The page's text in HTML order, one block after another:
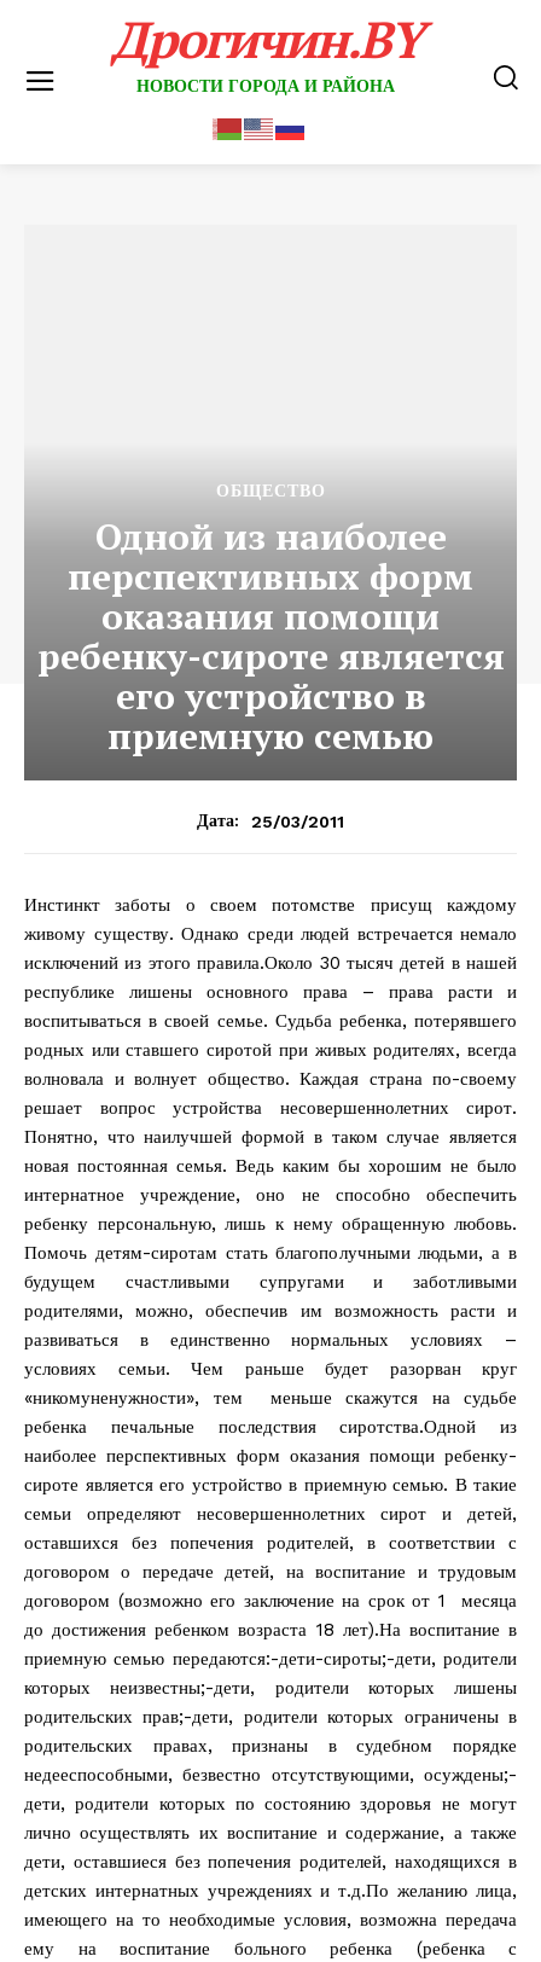
Дрогичин.BY
НОВОСТИ ГОРОДА И РАЙОНА
ОБЩЕСТВО
Одной из наиболее
перспективных форм
оказания помощи
ребенку-сироте является
его устройство в
приемную семью
Дата: 25/03/2011
Инстинкт заботы о своем потомстве присущ каждому
живому существу. Однако среди людей встречается немало
исключений из этого правила.Около 30 тысяч детей в нашей
республике лишены основного права – права расти и
воспитываться в своей семье. Судьба ребенка, потерявшего
родных или ставшего сиротой при живых родителях, всегда
волновала и волнует общество. Каждая страна по-своему
решает вопрос устройства несовершеннолетних сирот.
Понятно, что наилучшей формой в таком случае является
новая постоянная семья. Ведь каким бы хорошим не было
интернатное учреждение, оно не способно обеспечить
ребенку персональную, лишь к нему обращенную любовь.
Помочь детям-сиротам стать благополучными людьми, а в
будущем счастливыми супругами и заботливыми
родителями, можно, обеспечив им возможность расти и
развиваться в единственно нормальных условиях –
условиях семьи. Чем раньше будет разорван круг
«никомуненужности», тем меньше скажутся на судьбе
ребенка печальные последствия сиротства.Одной из
наиболее перспективных форм оказания помощи ребенку-
сироте является его устройство в приемную семью. В такие
семьи определяют несовершеннолетних сирот и детей,
оставшихся без попечения родителей, в соответствии с
договором о передаче детей, на воспитание и трудовым
договором (возможно его заключение на срок от 1 месяца
до достижения ребенком возраста 18 лет).На воспитание в
приемную семью передаются:-дети-сироты;-дети, родители
которых неизвестны;-дети, родители которых лишены
родительских прав;-дети, родители которых ограничены в
родительских правах, признаны в судебном порядке
недееспособными, безвестно отсутствующими, осуждены;-
дети, родители которых по состоянию здоровья не могут
лично осуществлять их воспитание и содержание, а также
дети, оставшиеся без попечения родителей, находящихся в
детских интернатных учреждениях и т.д.По желанию лица,
имеющего на то необходимые условия, возможна передача
ему на воспитание больного ребенка (ребенка с